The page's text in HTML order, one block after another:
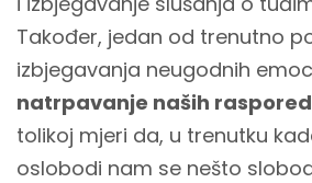
Također, jedan od trenutno
izbjegavanja neugodnih
natrpavanje naših
tolikoj mjeri da, u trenutku
oslobodi nam se nešto